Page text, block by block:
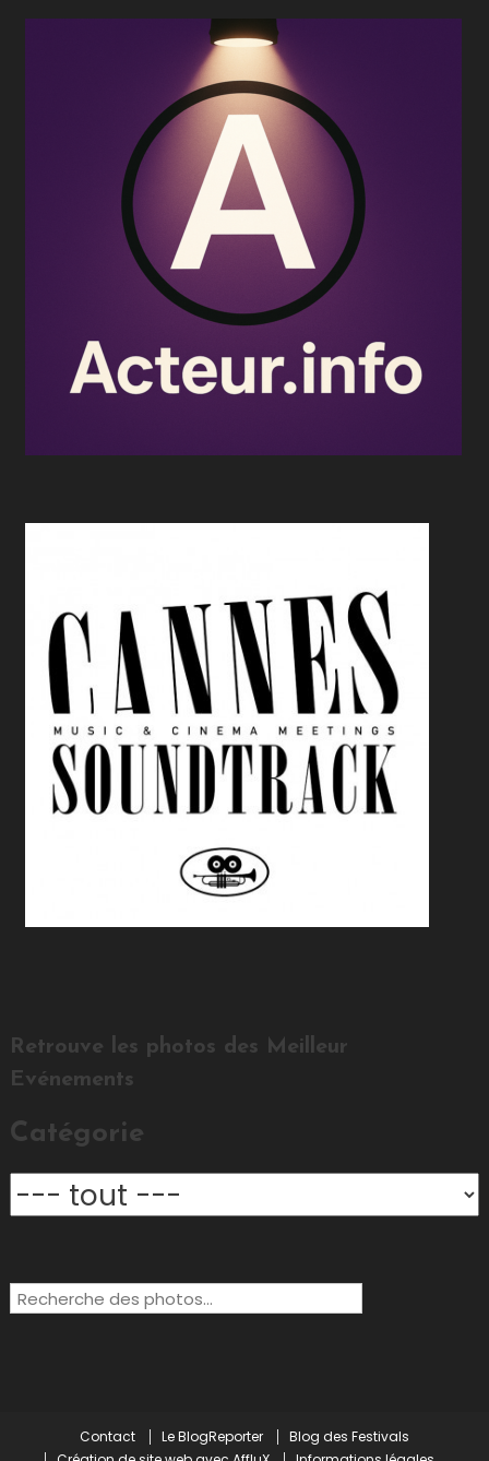
Retrouve les photos des Meilleur
Evénements
Catégorie
Rechercher:
Contact Le BlogReporter
Blog des Festivals